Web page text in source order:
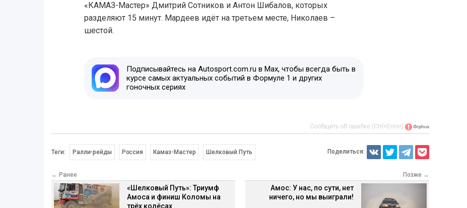
«КАМАЗ-Мастер» Дмитрий Сотников и Антон Шибалов, которых
разделяют 15 минут. Мардеев идёт на третьем месте, Николаев –
шестой.
Подписывайтесь на Autosport.com.ru в Max, чтобы всегда быть в
курсе самых актуальных событий в Формуле 1 и других
гоночных сериях
Сообщить об ошибке (Ctrl+Enter)
Теги: Ралли-рейды Россия Камаз-Мастер Шелковый Путь Поделиться:
← Ранее
«Шелковый Путь»: Триумф
Амоса и финиш Коломы на
трёх колёсах
Позже →
Амос: У нас, по сути, нет
ничего, но мы выиграли!